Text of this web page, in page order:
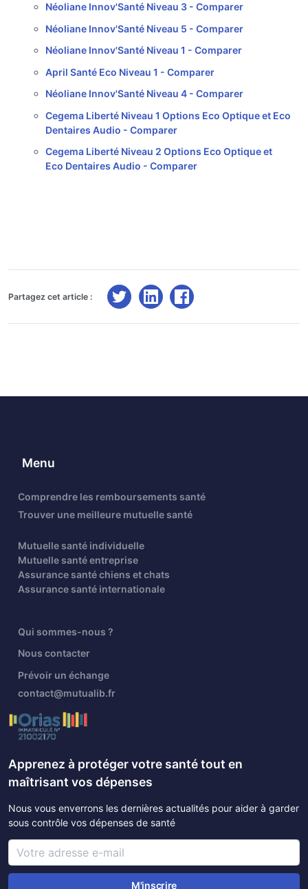
Néoliane Innov'Santé Niveau 3 - Comparer
Néoliane Innov'Santé Niveau 5 - Comparer
Néoliane Innov'Santé Niveau 1 - Comparer
April Santé Eco Niveau 1 - Comparer
Néoliane Innov'Santé Niveau 4 - Comparer
Cegema Liberté Niveau 1 Options Eco Optique et Eco
Dentaires Audio - Comparer
Cegema Liberté Niveau 2 Options Eco Optique et
Eco Dentaires Audio - Comparer
Partagez cet article :
Menu
Comprendre les remboursements santé
Trouver une meilleure mutuelle santé
Mutuelle santé individuelle
Mutuelle santé entreprise
Assurance santé chiens et chats
Assurance santé internationale
Qui sommes-nous ?
Nous contacter
Prévoir un échange
contact@mutualib.fr
Apprenez à protéger votre santé tout en
maîtrisant vos dépenses
Nous vous enverrons les dernières actualités pour aider à garder
sous contrôle vos dépenses de santé
M'inscrire